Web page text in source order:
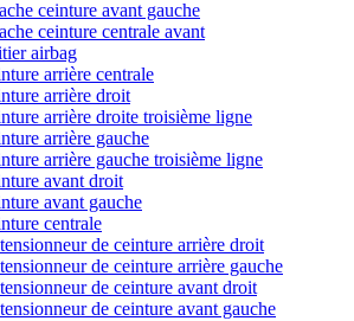
ceinture avant gauche
ceinture centrale avant
airbag
arrière centrale
arrière droit
arrière droite troisième ligne
arrière gauche
arrière gauche troisième ligne
avant droit
avant gauche
centrale
de ceinture arrière droit
de ceinture arrière gauche
de ceinture avant droit
de ceinture avant gauche